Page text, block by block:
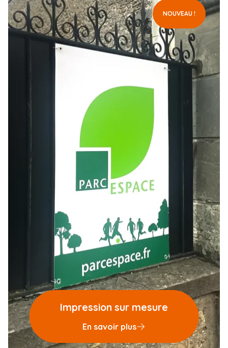
NOUVEAU !
Impression sur mesure
En savoir plus